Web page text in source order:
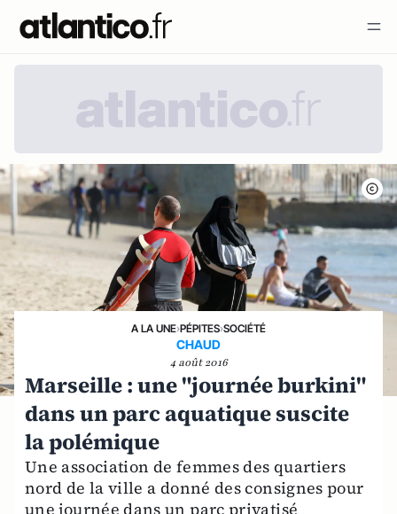
A LA UNE›PÉPITES›SOCIÉTÉ
CHAUD
4 août 2016
Marseille : une "journée burkini"
dans un parc aquatique suscite
la polémique
Une association de femmes des quartiers
nord de la ville a donné des consignes pour
une journée dans un parc privatisé